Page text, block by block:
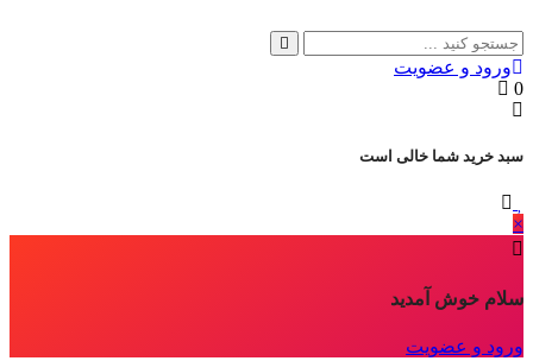
ورود و عضویت
0
سبد خرید شما خالی است
×
سلام خوش آمدید
ورود و عضویت